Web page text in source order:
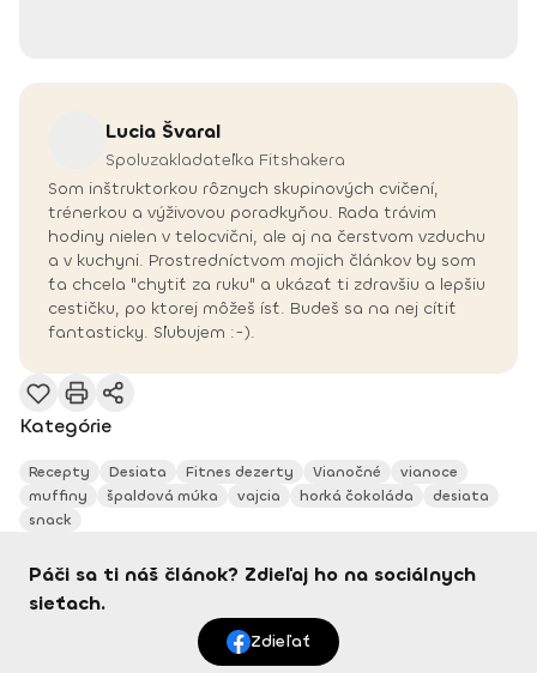
Lucia Švaral
Spoluzakladateľka Fitshakera
Som inštruktorkou rôznych skupinových cvičení,
trénerkou a výživovou poradkyňou. Rada trávim
hodiny nielen v telocvični, ale aj na čerstvom vzduchu
a v kuchyni. Prostredníctvom mojich článkov by som
ťa chcela "chytiť za ruku" a ukázať ti zdravšiu a lepšiu
cestičku, po ktorej môžeš ísť. Budeš sa na nej cítiť
fantasticky. Sľubujem :-).
Kategórie
Recepty Desiata Fitnes dezerty Vianočné
vianoce
muffiny
špaldová múka vajcia horká čokoláda
desiata
snack
Páči sa ti náš článok? Zdieľaj ho na sociálnych
sieťach.
Zdieľať